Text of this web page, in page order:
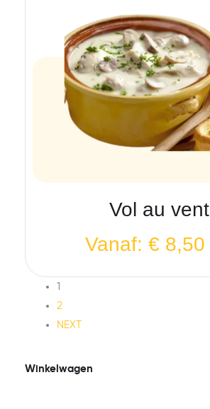
Vol au vent
Vanaf: € 8,50
1
2
NEXT
Winkelwagen